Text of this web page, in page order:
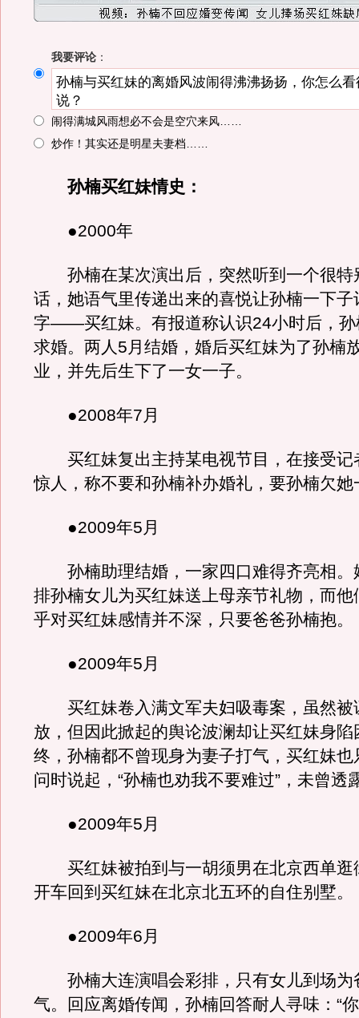
我要评论：
闹得满城风雨想必不会是空穴来风……
炒作！其实还是明星夫妻档……
孙楠买红妹情史：
●2000年
孙楠在某次演出后，突然听到一个很特
话，她语气里传递出来的喜悦让孙楠一下子
字——买红妹。有报道称认识24小时后，孙
求婚。两人5月结婚，婚后买红妹为了孙楠
业，并先后生下了一女一子。
●2008年7月
买红妹复出主持某电视节目，在接受记
惊人，称不要和孙楠补办婚礼，要孙楠欠她
●2009年5月
孙楠助理结婚，一家四口难得齐亮相。
排孙楠女儿为买红妹送上母亲节礼物，而他
乎对买红妹感情并不深，只要爸爸孙楠抱。
●2009年5月
买红妹卷入满文军夫妇吸毒案，虽然被
放，但因此掀起的舆论波澜却让买红妹身陷
终，孙楠都不曾现身为妻子打气，买红妹也
问时说起，“孙楠也劝我不要难过”，未曾透
●2009年5月
买红妹被拍到与一胡须男在北京西单逛
开车回到买红妹在北京北五环的自住别墅。
●2009年6月
孙楠大连演唱会彩排，只有女儿到场为
气。回应离婚传闻，孙楠回答耐人寻味：“